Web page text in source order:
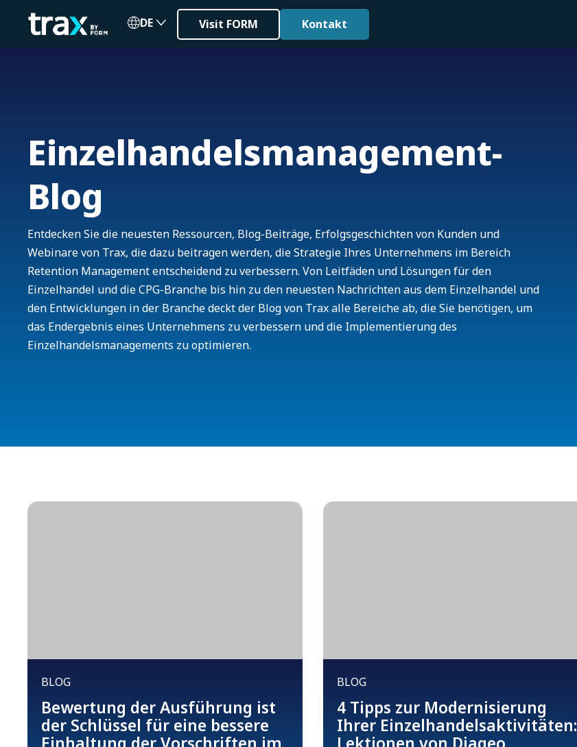
DE Visit FORM Kontakt
Einzelhandelsmanagement-
Blog
Entdecken Sie die neuesten Ressourcen, Blog-Beiträge, Erfolgsgeschichten von Kunden und
Webinare von Trax, die dazu beitragen werden, die Strategie Ihres Unternehmens im Bereich
Retention Management entscheidend zu verbessern. Von Leitfäden und Lösungen für den
Einzelhandel und die CPG-Branche bis hin zu den neuesten Nachrichten aus dem Einzelhandel und
den Entwicklungen in der Branche deckt der Blog von Trax alle Bereiche ab, die Sie benötigen, um
das Endergebnis eines Unternehmens zu verbessern und die Implementierung des
Einzelhandelsmanagements zu optimieren.
BLOG
Bewertung der Ausführung ist
der Schlüssel für eine bessere
BLOG
4 Tipps zur Modernisierung
Ihrer Einzelhandelsaktivitäten: